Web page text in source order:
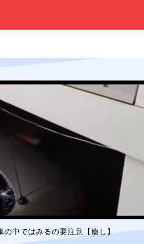
の中ではみるの要注意【癒し】